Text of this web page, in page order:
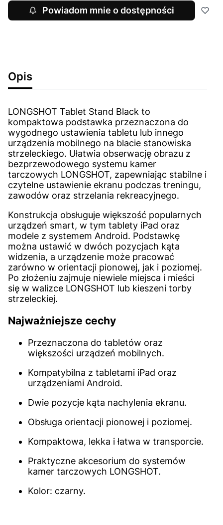
Powiadom mnie o dostępności
Opis
LONGSHOT Tablet Stand Black to
kompaktowa podstawka przeznaczona do
wygodnego ustawienia tabletu lub innego
urządzenia mobilnego na blacie stanowiska
strzeleckiego. Ułatwia obserwację obrazu z
bezprzewodowego systemu kamer
tarczowych LONGSHOT, zapewniając stabilne i
czytelne ustawienie ekranu podczas treningu,
zawodów oraz strzelania rekreacyjnego.
Konstrukcja obsługuje większość popularnych
urządzeń smart, w tym tablety iPad oraz
modele z systemem Android. Podstawkę
można ustawić w dwóch pozycjach kąta
widzenia, a urządzenie może pracować
zarówno w orientacji pionowej, jak i poziomej.
Po złożeniu zajmuje niewiele miejsca i mieści
się w walizce LONGSHOT lub kieszeni torby
strzeleckiej.
Najważniejsze cechy
Przeznaczona do tabletów oraz
większości urządzeń mobilnych.
Kompatybilna z tabletami iPad oraz
urządzeniami Android.
Dwie pozycje kąta nachylenia ekranu.
Obsługa orientacji pionowej i poziomej.
Kompaktowa, lekka i łatwa w transporcie.
Praktyczne akcesorium do systemów
kamer tarczowych LONGSHOT.
Kolor: czarny.